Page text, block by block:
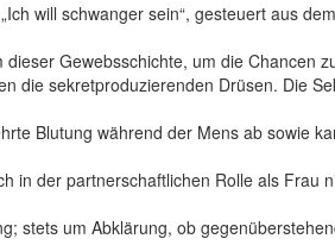
will schwanger sein“, gesteuert aus
Gewebsschichte, um die Chancen
die sekretproduzierenden Drüsen. Die
Blutung während der Mens ab sowie
in der partnerschaftlichen Rolle als Frau
stets um Abklärung, ob